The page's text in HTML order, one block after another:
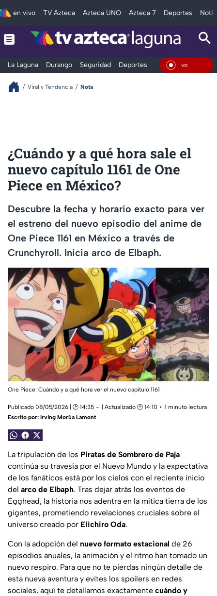
en vivo TV Azteca Azteca UNO Azteca 7 Deportes
La Laguna Durango Seguridad Deportes EntretenimientoEn
Viral y Tendencia Nota
¿Cuándo y a qué hora sale el
nuevo capítulo 1161 de One
Piece en México?
Descubre la fecha y horario exacto para ver
el estreno del nuevo episodio del anime de
One Piece 1161 en México a través de
Crunchyroll. Inicia arco de Elbaph.
One Piece: Cuándo y a qué hora ver el nuevo capítulo 1161
Publicado 08/05/2026 | 🕑 14:35 | Actualizado 🕑 14:10
1 minuto lectura
Escrito por: Irving Morúa Lamont
La tripulación de los Piratas de Sombrero de Paja
continúa su travesía por el Nuevo Mundo y la expectativa
de los fanáticos está por los cielos con el reciente inicio
del arco de Elbaph. Tras dejar atrás los eventos de
Egghead, la historia nos adentra en la mítica tierra de los
gigantes, prometiendo revelaciones cruciales sobre el
universo creado por Eiichiro Oda.
Con la adopción del nuevo formato estacional de 26
episodios anuales, la animación y el ritmo han tomado un
nuevo respiro. Para que no te pierdas ningún detalle de
esta nueva aventura y evites los spoilers en redes
sociales, aquí te detallamos exactamente cuándo y